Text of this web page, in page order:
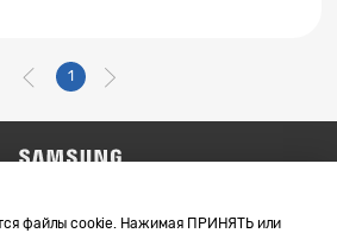
файлы cookie. Нажимая ПРИНЯТЬ или
1
нам
материалов